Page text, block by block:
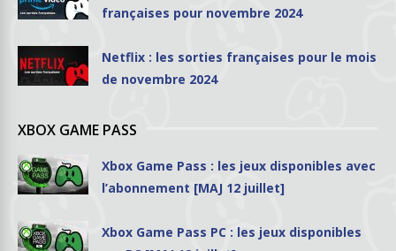
françaises pour novembre 2024
Netflix : les sorties françaises pour le mois
de novembre 2024
XBOX GAME PASS
Xbox Game Pass : les jeux disponibles avec
l’abonnement [MAJ 12 juillet]
Xbox Game Pass PC : les jeux disponibles